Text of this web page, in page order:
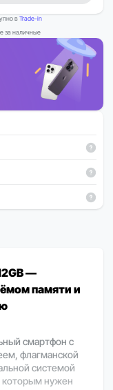
вTrade-in
за наличные
—
памяти и
смартфон с
флагманской
системой
которым нужен